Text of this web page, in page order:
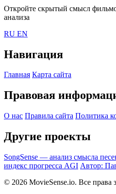
Откройте скрытый смысл
анализа
RU EN
Навигация
Главная Карта сайта
Правовая
О нас Правила сайта Политика
Другие проекты
SongSense — анализ смысла
индекс прогресса AGI Автор:
© 2026 MovieSense.io. Все